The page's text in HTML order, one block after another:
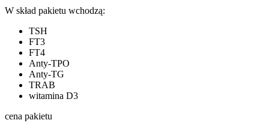
W skład pakietu wchodzą:
TSH
FT3
FT4
Anty-TPO
Anty-TG
TRAB
witamina D3
cena pakietu